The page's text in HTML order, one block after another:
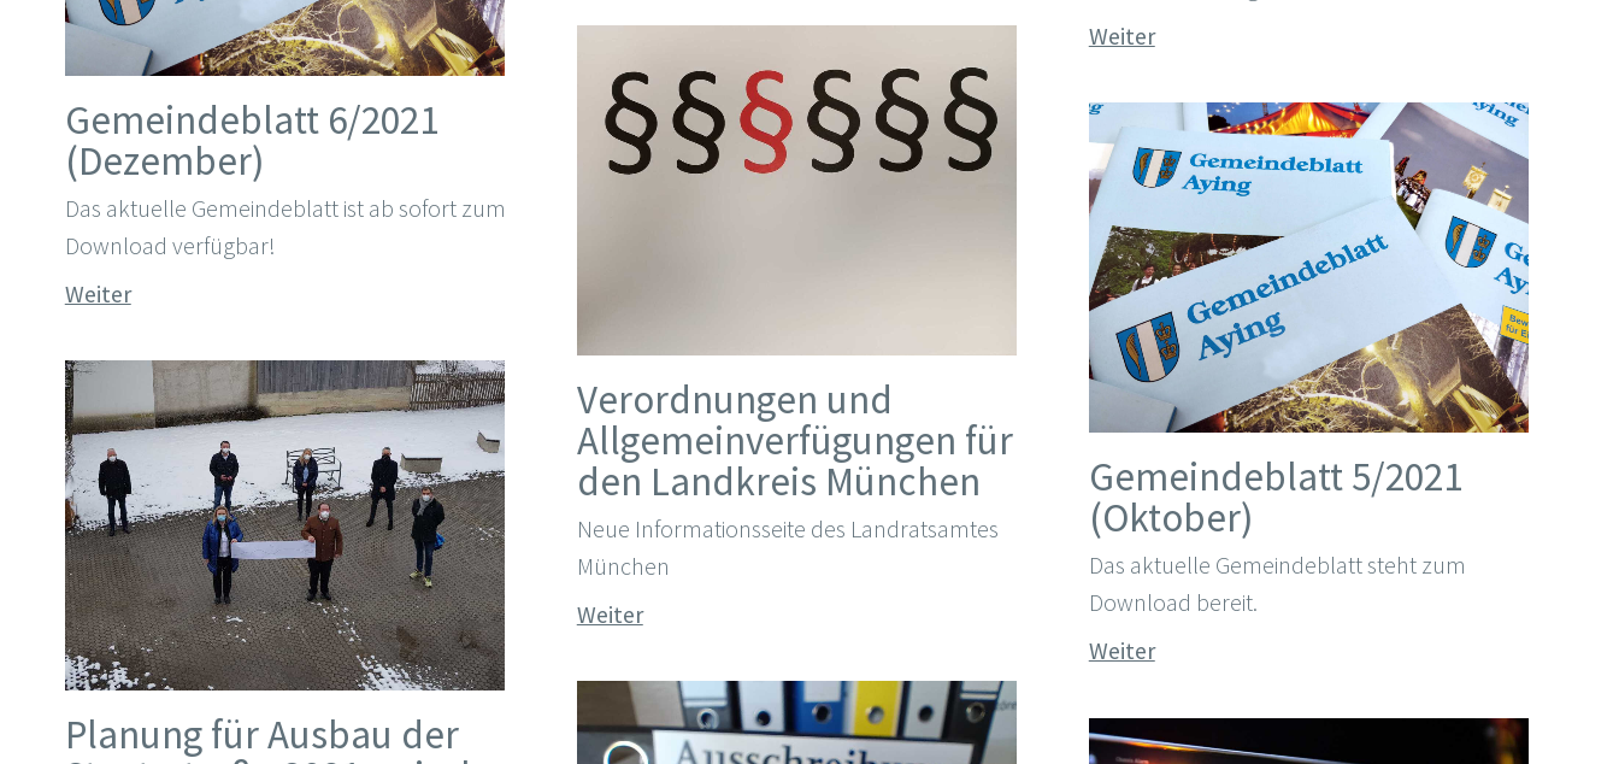
Weiter
Gemeindeblatt 6/2021
(Dezember)
Das aktuelle Gemeindeblatt ist ab sofort zum
Download verfügbar!
Weiter
Verordnungen und
Allgemeinverfügungen für
den Landkreis München
Neue Informationsseite des Landratsamtes
München
Weiter
Gemeindeblatt 5/2021
(Oktober)
Das aktuelle Gemeindeblatt steht zum
Download bereit.
Weiter
Planung für Ausbau der